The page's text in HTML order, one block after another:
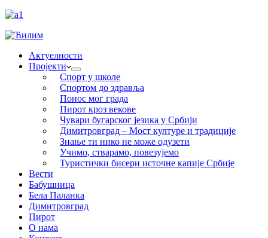
Актуелности
Пројекти
Спорт у школе
Спортом до здравља
Понос мог града
Пирот кроз векове
Чувари бугарског језика у Србији
Димитровград – Мост културе и традиције
Знање ти нико не може одузети
Учимо, стварамо, повезујемо
Туристички бисери источне капије Србије
Вести
Бабушница
Бела Паланка
Димитровград
Пирот
О нама